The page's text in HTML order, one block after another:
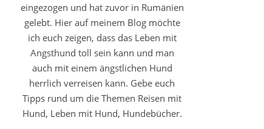
eingezogen und hat zuvor in Rumänien
gelebt. Hier auf meinem Blog möchte
ich euch zeigen, dass das Leben mit
Angsthund toll sein kann und man
auch mit einem ängstlichen Hund
herrlich verreisen kann. Gebe euch
Tipps rund um die Themen Reisen mit
Hund, Leben mit Hund, Hundebücher.